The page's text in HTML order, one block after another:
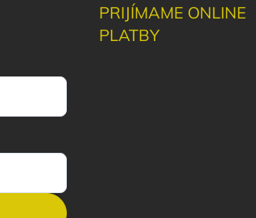
PRIJÍMAME ONLINE
PLATBY